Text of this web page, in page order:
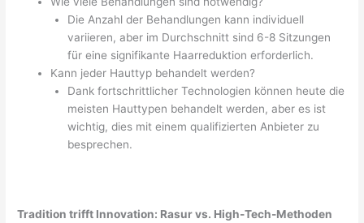
Die Anzahl der Behandlungen kann individuell
variieren, aber im Durchschnitt sind 6-8 Sitzungen
für eine signifikante Haarreduktion erforderlich.
Kann jeder Hauttyp behandelt werden?
Dank fortschrittlicher Technologien können heute die
meisten Hauttypen behandelt werden, aber es ist
wichtig, dies mit einem qualifizierten Anbieter zu
besprechen.
Tradition trifft Innovation: Rasur vs. High-Tech-Methoden